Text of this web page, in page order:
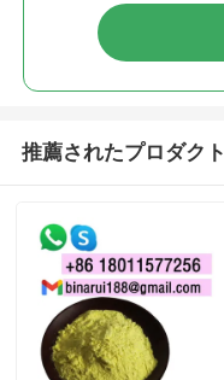
推薦されたプロダクト